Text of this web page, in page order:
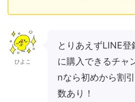
ひよこ
とりあえずLINE
に購入できるチャ
nなら初めから割
数あり！